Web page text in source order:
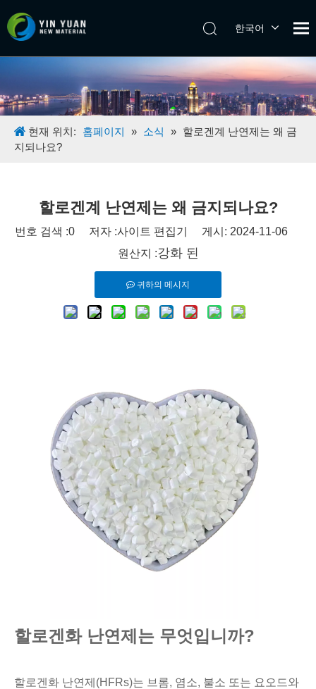
한국어
日本語
Español
Pусский
English
현재 위치: 홈페이지 » 소식 » 할로겐계 난연제는 왜 금
지되나요?
할로겐계 난연제는 왜 금지되나요?
번호 검색 :0저자 :사이트 편집기 게시: 2024-11-06
원산지 :강화 된
귀하의 메시지
할로겐화 난연제는 무엇입니까?
할로겐화 난연제(HFRs)는 브롬, 염소, 불소 또는 요오드와